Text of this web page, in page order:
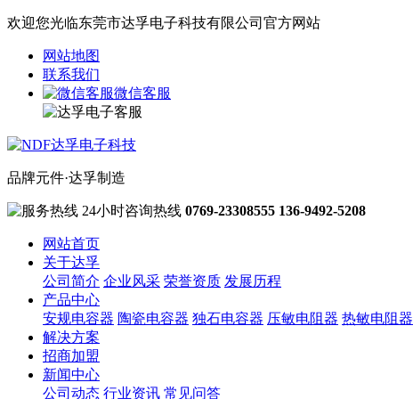
欢迎您光临东莞市达孚电子科技有限公司官方网站
网站地图
联系我们
微信客服
品牌元件·达孚制造
24小时咨询热线 0769-23308555 136-9492-5208
网站首页
关于达孚
公司简介 企业风采 荣誉资质 发展历程
产品中心
安规电容器 陶瓷电容器 独石电容器 压敏电阻器 热敏电阻器
解决方案
招商加盟
新闻中心
公司动态 行业资讯 常见问答